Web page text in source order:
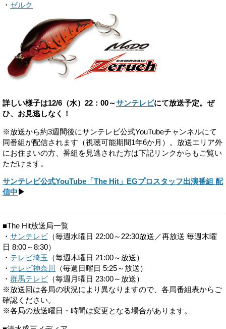
・ ゼルク
詳しい様子は12/6（水）22：00～サンテレビにて放送予定。ぜ
ひ、お見逃しなく！
※放送から約3週間後にサンテレビ公式YouTubeチャンネルにて
同番組が配信されます（視聴可能期間1年6か月）。放送エリア外
にお住まいの方、番組を見逃された方は下記リンクからもご覧い
ただけます。
サンテレビ公式YouTube「The Hit」EGプロスタッフ出演番組 配
信中 ▶
■The Hit放送局一覧
・ サンテレビ （毎週水曜日 22:00～22:30放送／再放送 毎週木曜
日 8:00～8:30）
・ テレビ埼玉
（毎週木曜日 21:00～放送）
・ テレビ神奈川
（毎週日曜日 5:25～放送）
・ 群馬テレビ （毎週月曜日 23:00～放送）
※放送回は各局の状況により異なりますので、各局番組表からご
確認ください。
※各局の放送曜日・時間は変更となる場合があります。